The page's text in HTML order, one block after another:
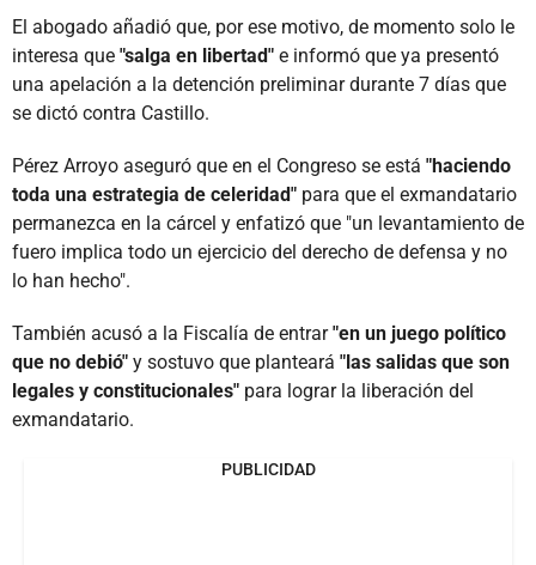
El abogado añadió que, por ese motivo, de momento solo le
interesa que "salga en libertad" e informó que ya presentó
una apelación a la detención preliminar durante 7 días que
se dictó contra Castillo.
Pérez Arroyo aseguró que en el Congreso se está "haciendo
toda una estrategia de celeridad" para que el exmandatario
permanezca en la cárcel y enfatizó que "un levantamiento de
fuero implica todo un ejercicio del derecho de defensa y no
lo han hecho".
También acusó a la Fiscalía de entrar"en un juego político
que no debió" y sostuvo que planteará "las salidas que son
legales y constitucionales" para lograr la liberación del
exmandatario.
PUBLICIDAD